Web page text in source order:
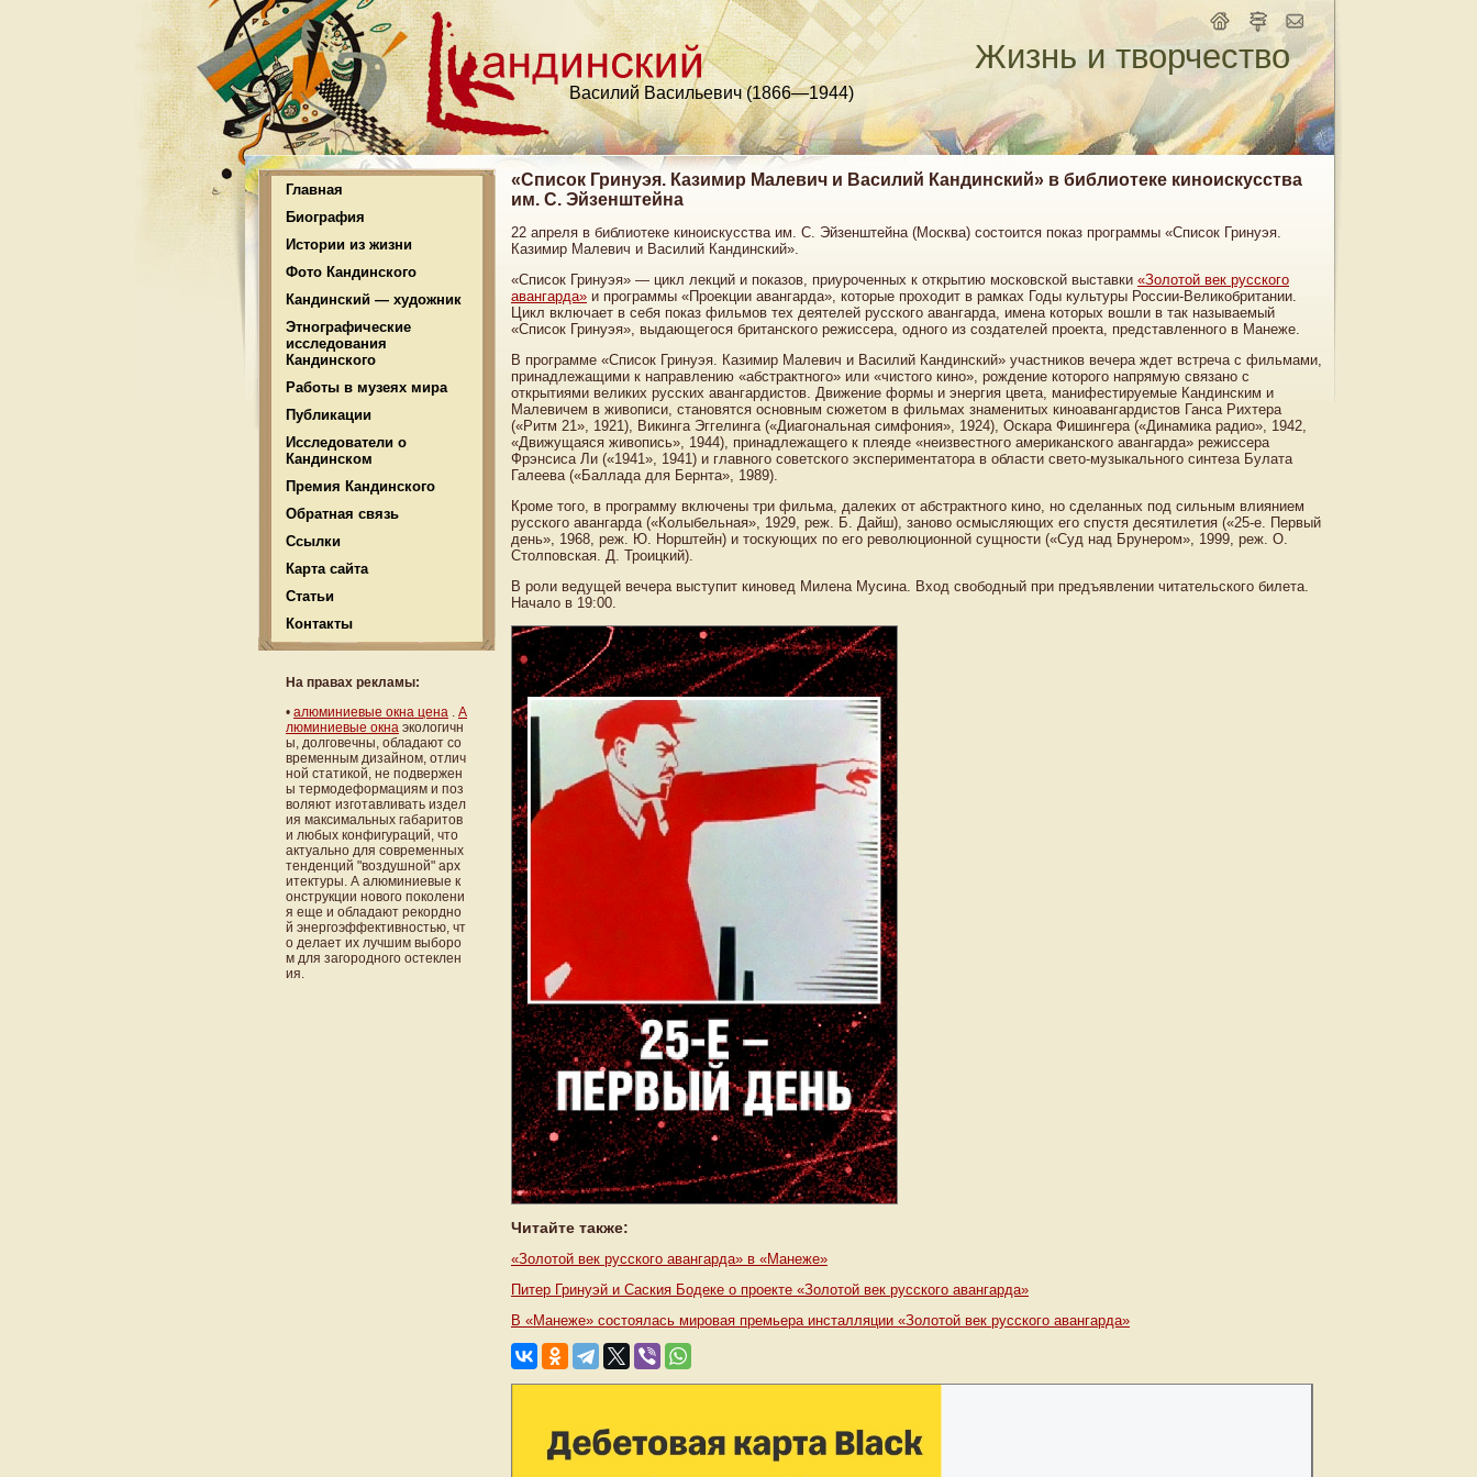
Василий Васильевич (1866—1944)
Жизнь и творчество
Главная
Биография
Истории из жизни
Фото Кандинского
Кандинский — художник
Этнографические
исследования
Кандинского
Работы в музеях мира
Публикации
Исследователи о
Кандинском
Премия Кандинского
Обратная связь
Ссылки
Карта сайта
Статьи
Контакты
На правах рекламы:
• алюминиевые окна цена
А
люминиевые окна экологичн
ы, долговечны, обладают со
временным дизайном, отлич
ной статикой, не подвержен
ы термодеформациям и поз
воляют изготавливать издел
ия максимальных габаритов
и любых конфигураций, что
актуально для современных
тенденций "воздушной" арх
итектуры. А алюминиевые к
онструкции нового поколени
я еще и обладают рекордно
й энергоэффективностью, чт
о делает их лучшим выборо
м для загородного остеклен
ия.
«Список Гринуэя. Казимир Малевич и Василий Кандинский» в библиотеке киноискусства
им. С. Эйзенштейна
22 апреля в библиотеке киноискусства им. С. Эйзенштейна (Москва) состоится показ программы «Список Гринуэя.
Казимир Малевич и Василий Кандинский».
«Список Гринуэя» — цикл лекций и показов, приуроченных к открытию московской выставки «Золотой век русского
авангарда» и программы «Проекции авангарда», которые проходит в рамках Годы культуры России-Великобритании.
Цикл включает в себя показ фильмов тех деятелей русского авангарда, имена которых вошли в так называемый
«Список Гринуэя», выдающегося британского режиссера, одного из создателей проекта, представленного в Манеже.
В программе «Список Гринуэя. Казимир Малевич и Василий Кандинский» участников вечера ждет встреча с фильмами,
принадлежащими к направлению «абстрактного» или «чистого кино», рождение которого напрямую связано с
открытиями великих русских авангардистов. Движение формы и энергия цвета, манифестируемые Кандинским и
Малевичем в живописи, становятся основным сюжетом в фильмах знаменитых киноавангардистов Ганса Рихтера
(«Ритм 21», 1921), Викинга Эггелинга («Диагональная симфония», 1924), Оскара Фишингера («Динамика радио», 1942,
«Движущаяся живопись», 1944), принадлежащего к плеяде «неизвестного американского авангарда» режиссера
Фрэнсиса Ли («1941», 1941) и главного советского экспериментатора в области свето-музыкального синтеза Булата
Галеева («Баллада для Бернта», 1989).
Кроме того, в программу включены три фильма, далеких от абстрактного кино, но сделанных под сильным влиянием
русского авангарда («Колыбельная», 1929, реж. Б. Дайш), заново осмысляющих его спустя десятилетия («25-е. Первый
день», 1968, реж. Ю. Норштейн) и тоскующих по его революционной сущности («Суд над Брунером», 1999, реж. О.
Столповская. Д. Троицкий).
В роли ведущей вечера выступит киновед Милена Мусина. Вход свободный при предъявлении читательского билета.
Начало в 19:00.
Читайте также:
«Золотой век русского авангарда» в «Манеже»
Питер Гринуэй и Саския Бодеке о проекте «Золотой век русского авангарда»
В «Манеже» состоялась мировая премьера инсталляции «Золотой век русского авангарда»